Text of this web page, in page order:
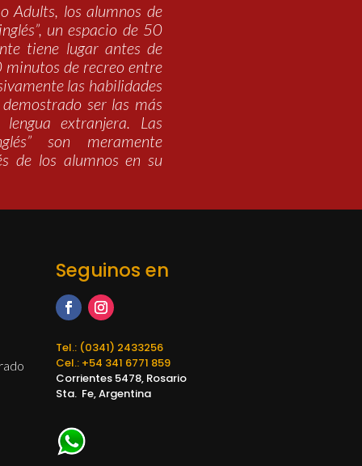
Adults, los alumnos de
un espacio de 50
tiene lugar antes de
minutos de recreo entre
las habilidades
ser las más
extranjera. Las
son meramente
de los alumnos en su
Seguinos en
Tel.: (0341) 2433256
Cel.: +54 341 6771 859
Corrientes 5478, Rosario
Sta. Fe, Argentina